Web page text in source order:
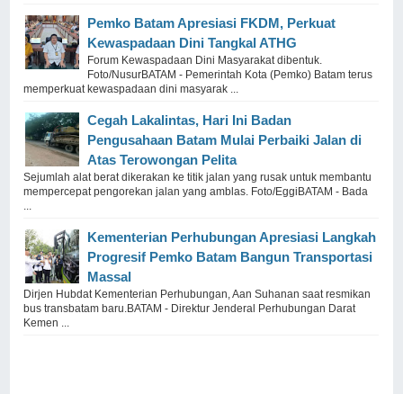
Pemko Batam Apresiasi FKDM, Perkuat
Kewaspadaan Dini Tangkal ATHG
Forum Kewaspadaan Dini Masyarakat dibentuk.
Foto/NusurBATAM - Pemerintah Kota (Pemko) Batam terus
memperkuat kewaspadaan dini masyarak ...
Cegah Lakalintas, Hari Ini Badan
Pengusahaan Batam Mulai Perbaiki Jalan di
Atas Terowongan Pelita
Sejumlah alat berat dikerakan ke titik jalan yang rusak untuk membantu
mempercepat pengorekan jalan yang amblas. Foto/EggiBATAM - Bada
...
Kementerian Perhubungan Apresiasi Langkah
Progresif Pemko Batam Bangun Transportasi
Massal
Dirjen Hubdat Kementerian Perhubungan, Aan Suhanan saat resmikan
bus transbatam baru.BATAM - Direktur Jenderal Perhubungan Darat
Kemen ...